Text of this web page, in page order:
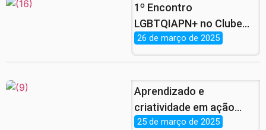
1º Encontro
LGBTQIAPN+ no Clube
Municipal do Condado
26 de março de 2025
Aprendizado e
criatividade em ação
com a Juventude
25 de março de 2025